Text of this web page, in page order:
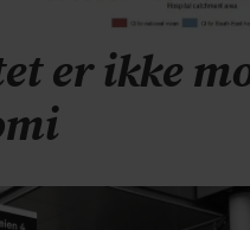
er ikke